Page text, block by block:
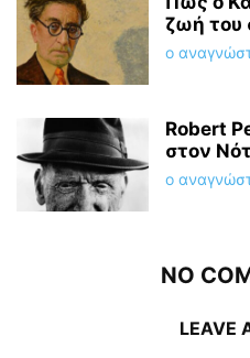
ζωή του
ο
Robert
στον
ο
NO
LEAVE